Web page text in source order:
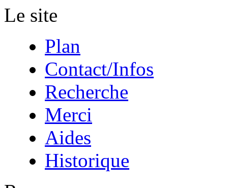
Le site
Plan
Contact/Infos
Recherche
Merci
Aides
Historique